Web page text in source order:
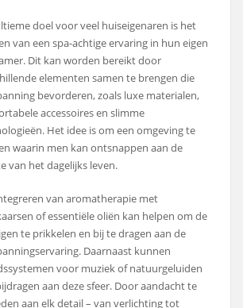
doel voor veel huiseigenaren is het
van een spa-achtige ervaring in hun eigen
Dit kan worden bereikt door
elementen samen te brengen die
bevorderen, zoals luxe materialen,
accessoires en slimme
Het idee is om een omgeving te
waarin men kan ontsnappen aan de
van het dagelijks leven.
van aromatherapie met
of essentiële oliën kan helpen om de
te prikkelen en bij te dragen aan de
Daarnaast kunnen
voor muziek of natuurgeluiden
aan deze sfeer. Door aandacht te
aan elk detail – van verlichting tot